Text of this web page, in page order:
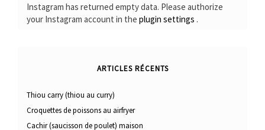
Instagram has returned empty data. Please authorize
your Instagram account in the plugin settings .
ARTICLES RÉCENTS
Thiou carry (thiou au curry)
Croquettes de poissons au airfryer
Cachir (saucisson de poulet) maison